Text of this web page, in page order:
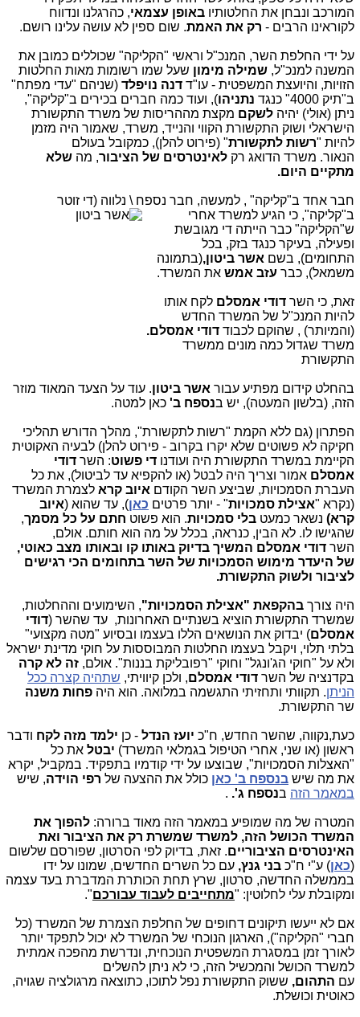
המורכב ונבחן את החלטותיו באופן עצמאי, כהרגלנו ונדווח
לקוראינו הרבים - רק את האמת. שום ספין לא עושה עלינו רושם.
על ידי החלפת השר, המנכ"ל וראשי "הקליקה" שכוללים כמובן את
המשנה למנכ"ל, שמילה מימון שעל שמו רשומות מאות החלטות
הזויות, והיועצת המשפטית - עו"ד דנה נויפלד (שניהם "עדי מפתח"
ב"תיק 4000" כנגד
נתניהו), ועוד כמה חברים בכירים ב"קליקה",
ניתן (אולי) יהיה לשקם מקצת מההריסות של משרד התקשורת
הישראלי ושוק התקשורת הקווי והנייד, משרד, שאמור היה מזמן
להיות "רשות לתקשורת" (פירוט להלן), כמקובל בעולם
הנאור. משרד הדואג רק לאינטרסים של הציבור, מה שלא
מתקיים היום.
חבר אחד ב"קליקה" , למעשה, חבר נספח \ נלווה (די זוטר
ב"קליקה", כי הגיע למשרד אחרי
ש"הקליקה" כבר הייתה די מגובשת
ופעילה, בעיקר כנגד בזק, בכל
התחומים), בשם אשר ביטון,(בתמונה
משמאל), כבר עזב אמש את המשרד.
זאת, כי השר דודי אמסלם לקח אותו
להיות המנכ"ל של המשרד החדש
(והמיותר) , שהוקם לכבוד דודי אמסלם.
משרד שגדול כמה מונים ממשרד
התקשורת
בהחלט קידום מפתיע עבור אשר ביטון. עוד על הצעד המאוד מוזר
הזה, (בלשון המעטה), יש בנספח ב' כאן למטה.
הפתרון (גם ללא הקמת "רשות לתקשורת", מהלך הדורש תהליכי
חקיקה לא פשוטים שלא יקרו בקרוב - פירוט להלן) לבעיה האקוטית
הקיימת במשרד התקשורת היה ועודנו די פשוט: השר דודי
אמסלם אמור וצריך היה לבטל (או להקפיא עד לביטול), את כל
העברת הסמכויות, שביצע השר הקודם איוב קרא לצמרת המשרד
(נקרא "אצילת סמכויות" - יותר פרטים כאן), עד שהוא (איוב
קרא) נשאר כמעט בלי סמכויות. הוא פשוט חתם על כל מסמך,
שהגישו לו. לא הבין, כנראה, בכלל על מה הוא חותם. אולם,
השר דודי אמסלם המשיך בדיוק באותו קו ובאותו מצב כאוטי,
של היעדר מימוש הסמכויות של השר בתחומים הכי רגישים
לציבור ולשוק התקשורת.
היה צורך בהקפאת "אצילת הסמכויות", השימועים וההחלטות,
שמשרד התקשורת הוציא בשנתיים האחרונות, עד שהשר (דודי
אמסלם) יבדוק את הנושאים הללו בעצמו ובסיוע "מטה מקצועי"
בלתי תלוי, ויקבל בעצמו החלטות המבוססות על חוקי מדינת ישראל
ולא על "חוקי הג'ונגל" וחוקי "רפובליקת בננות". אולם, זה לא קרה
בקדנציה של השר דודי אמסלם, ולכן קיוויתי, שתהיה קצרה ככל
הניתן. תקוותי ותחזיתי התגשמה במלואה. הוא היה פחות משנה
שר התקשורת.
כעת,נקווה, שהשר החדש, ח"כ יועז הנדל - כן ילמד מזה לקח ודבר
ראשון (או שני, אחרי הטיפול בגמלאי המשרד) יבטל את כל
"האצלות הסמכויות", שבוצעו על ידי קודמיו בתפקיד. במקביל, יקרא
את מה שיש בנספח ב' כאן כולל את ההצעה של רפי הוידה, שיש
במאמר הזה בנספח ג'. .
המטרה של מה שמופיע במאמר הזה מאוד ברורה: להפוך את
המשרד הכושל הזה, למשרד שמשרת רק את הציבור ואת
האינטרסים הציבוריים. זאת, בדיוק לפי הסרטון, שפורסם שלשום
(כאן) ע"י ח"כ בני גנץ, עם כל השרים החדשים, שמונו על ידו
בממשלה החדשה, סרטון, שרץ תחת הכותרת המדברת בעד עצמה
ומקובלת עלי לחלוטין: "מתחייבים לעבוד עבורכם".
אם לא ייעשו תיקונים דחופים של החלפת הצמרת של המשרד (כל
חברי "הקליקה"), הארגון הנוכחי של המשרד לא יכול לתפקד יותר
לאורך זמן במסגרת המשפטית הנוכחית, ונדרשת מהפכה אמתית
למשרד הכושל והמכשיל הזה, כי לא ניתן להשלים
עם התהום, ששוק התקשורת נפל לתוכו, כתוצאה מרגולציה שגויה,
כאוטית וכושלת.